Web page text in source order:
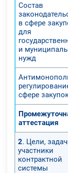
Состав
в сфере
для
и
нужд
сфере
аттестация
2. Цели,
участники
контрактной
системы